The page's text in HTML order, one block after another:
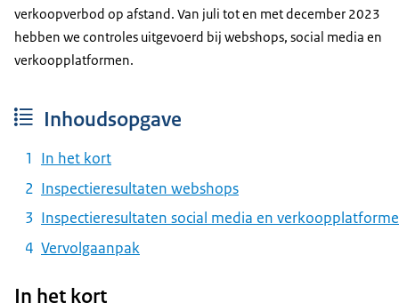
verkoopverbod op afstand. Van juli tot en met december 2023
hebben we controles uitgevoerd bij webshops, social media en
verkoopplatformen.
Inhoudsopgave
In het kort
Inspectieresultaten webshops
Inspectieresultaten social media en
Vervolgaanpak
In het kort